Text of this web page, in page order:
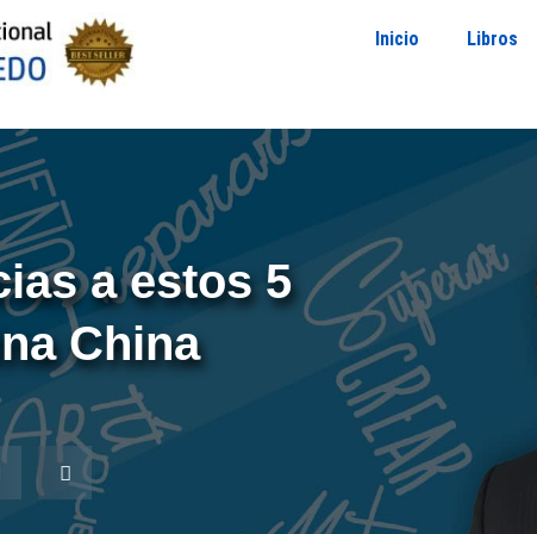
Inicio Libros
a estos 5
China